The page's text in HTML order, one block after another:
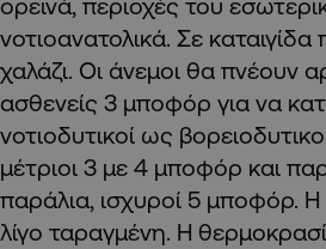
ορεινά, περιοχές του
νοτιοανατολικά. Σε καταιγίδα
χαλάζι. Οι άνεμοι θα πνέουν
ασθενείς 3 μποφόρ για να
νοτιοδυτικοί ως
μέτριοι 3 με 4 μποφόρ και
παράλια, ισχυροί 5 μποφόρ. Η
λίγο ταραγμένη. Η